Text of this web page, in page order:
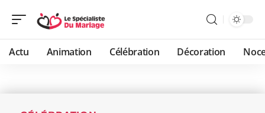
Actu Animation Célébration Décoration